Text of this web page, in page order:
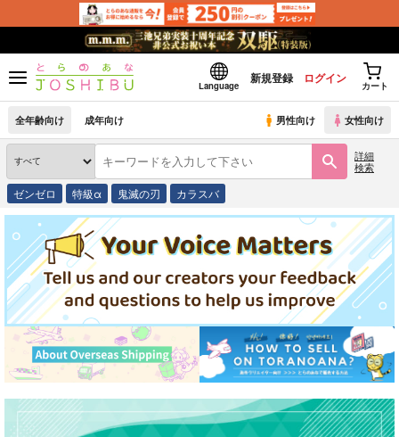
Language
新規登録 ログイン
カート
全年齢向け 成年向け 男性向け 女性向け
詳細
検索
ゼンゼロ 特級α 鬼滅の刃 カラスバ